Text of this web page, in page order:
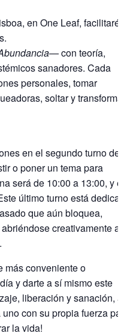
en One Leaf, facilitaré
— con teoría,
sanadores. Cada
personales, tomar
soltar y transformar.
en el segundo turno de la
o poner un tema para
será de 10:00 a 13:00, y el
último turno está dedicado
que aún bloquea,
creativamente al
más conveniente o
y darte a sí mismo este
liberación y sanación, a
con su propia fuerza para
la vida!